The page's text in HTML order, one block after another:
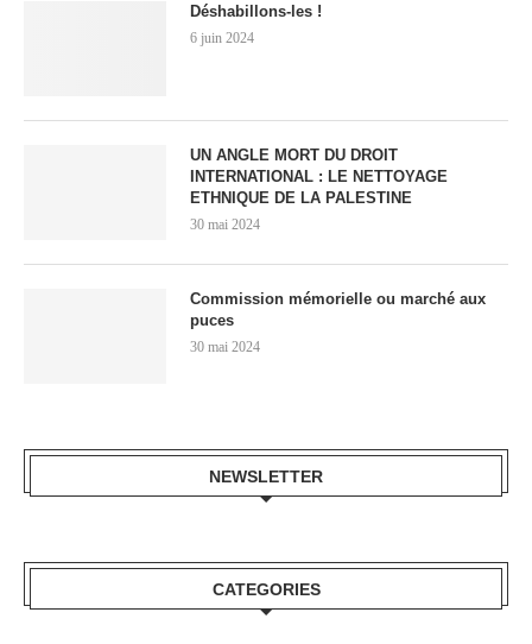
Déshabillons-les !
6 juin 2024
UN ANGLE MORT DU DROIT
INTERNATIONAL : LE NETTOYAGE
ETHNIQUE DE LA PALESTINE
30 mai 2024
Commission mémorielle ou marché aux
puces
30 mai 2024
NEWSLETTER
CATEGORIES